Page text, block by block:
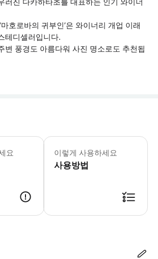
호로바의 귀부인’은 와이너리 개업 이래
테디셀러입니다.
변 풍경도 아름다워 사진 명소로도 추천됩
요 이렇게 사용하세요
사용방법